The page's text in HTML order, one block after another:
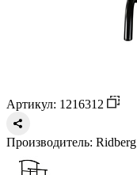
Артикул: 1216312
Производитель: Ridberg